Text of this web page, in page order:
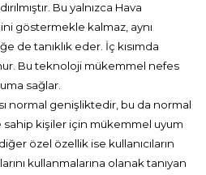
Bu yalnızca Hava
göstermekle kalmaz, aynı
de tanıklık eder. İç kısımda
Bu teknoloji mükemmel nefes
sağlar.
normal genişliktedir, bu da normal
kişiler için mükemmel uyum
özel özellik ise kullanıcıların
kullanmalarına olanak tanıyan